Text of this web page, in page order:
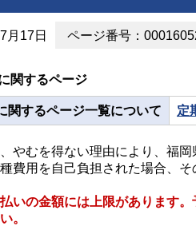
月17日 ページ番号：
関するページ
関するページ一覧について 定
やむを得ない理由により、福
費用を自己負担された場合、
いの金額には上限があります
。